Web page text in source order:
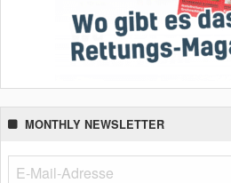
MONTHLY NEWSLETTER